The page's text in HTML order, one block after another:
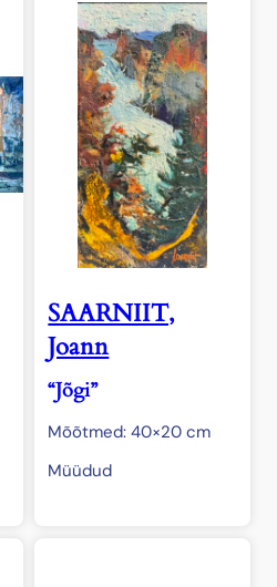
SAARNIIT,
Joann
“Jõgi”
Mõõtmed: 40×20 cm
Müüdud